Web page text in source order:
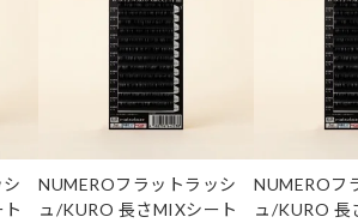
NUMEROフラットラッシ
ュ/KURO 長さMIXシート
NUMEROフ
ュ/KURO 長